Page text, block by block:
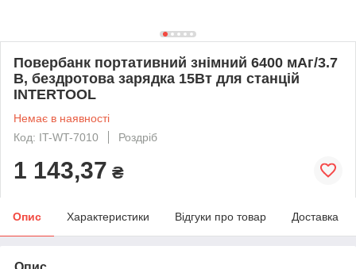
Повербанк портативний знімний 6400 мАг/3.7
В, бездротова зарядка 15Вт для станцій
INTERTOOL
Немає в наявності
Код: IT-WT-7010
Роздріб
1 143,37 ₴
Опис Характеристики Відгуки про товар Доставка